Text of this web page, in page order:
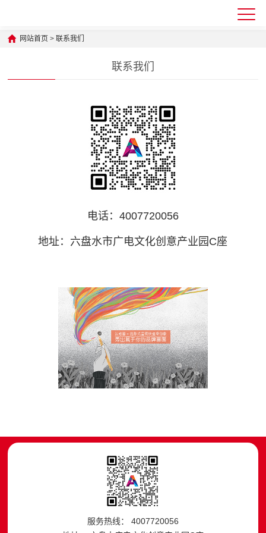
网站首页 >联系我们
联系我们
电话：4007720056
地址：六盘水市广电文化创意产业园C座
服务热线： 4007720056